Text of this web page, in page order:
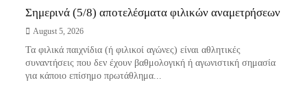
Σημερινά (5/8) αποτελέσματα φιλικών αναμετρήσεων
August 5, 2026
Τα φιλικά παιχνίδια (ή φιλικοί αγώνες) είναι αθλητικές
συναντήσεις που δεν έχουν βαθμολογική ή αγωνιστική σημασία
για κάποιο επίσημο πρωτάθλημα...